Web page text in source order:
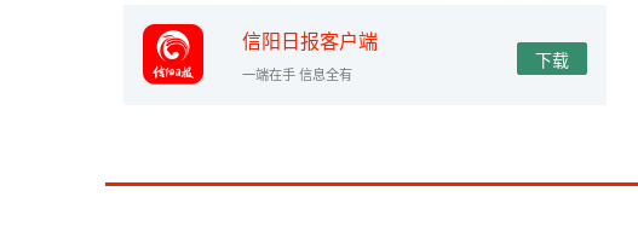
信阳日报客户端
一端在手 信息全有
下载